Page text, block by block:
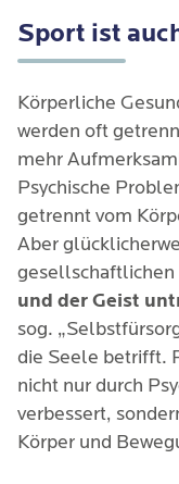
Sport ist
Körperliche
werden oft
mehr
Psychische
getrennt vom
Aber
gesellschaftlichen
und der Geist
sog.
die Seele betrifft.
nicht nur durch
verbessert,
Körper und